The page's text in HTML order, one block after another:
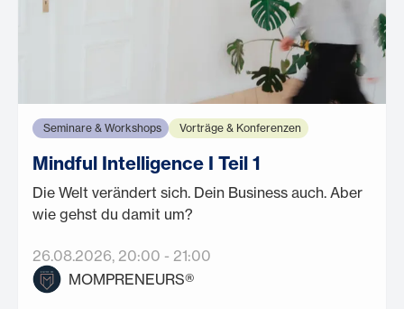
Seminare & Workshops Vorträge & Konferenzen
Mindful Intelligence I Teil 1
Die Welt verändert sich. Dein Business auch. Aber
wie gehst du damit um?
26.08.2026, 20:00 - 21:00
MOMPRENEURS®